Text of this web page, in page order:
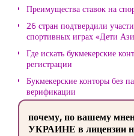
Преимущества ставок на
26 стран подтвердили
спортивных играх «Дети
Где искать букмекерские
регистрации
Букмекерские конторы без
верификации
почему, по вашему
УКРАИНЕ в лицензии